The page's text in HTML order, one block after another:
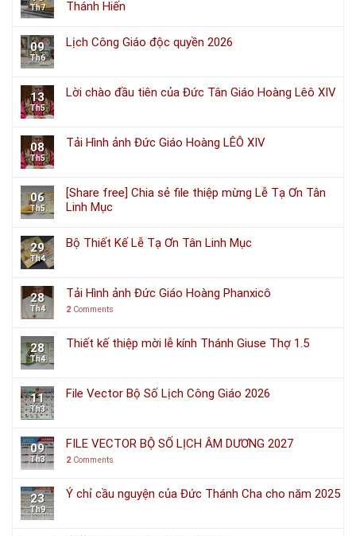
Th7 Thánh Hiến
09
Th6
Lịch Công Giáo độc quyền 2026
13
Th5
Lời chào đầu tiên của Đức Tân Giáo Hoàng Lêô XIV
08
Th5
Tải Hình ảnh Đức Giáo Hoàng LÊÔ XIV
06
Th5
[Share free] Chia sẻ file thiệp mừng Lễ Tạ Ơn Tân
Linh Mục
29
Th4
Bộ Thiết Kế Lễ Tạ Ơn Tân Linh Mục
28
Th4
Tải Hình ảnh Đức Giáo Hoàng Phanxicô
2Comments
28
Th4
Thiết kế thiệp mời lễ kính Thánh Giuse Thợ 1.5
11
Th3
File Vector Bộ Số Lịch Công Giáo 2026
09
Th3
FILE VECTOR BỘ SỐ LỊCH ÂM DƯƠNG 2027
2Comments
23
Th9
Ý chỉ cầu nguyện của Đức Thánh Cha cho năm 2025